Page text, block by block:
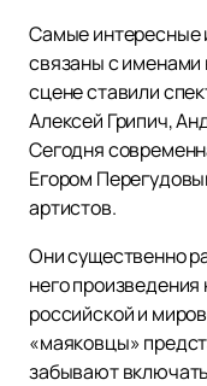
Самые интересные
связаны с именами
сцене ставили
Алексей Грипич,
Сегодня
Егором
артистов.
Они существенно
него
российской и
«маяковцы»
забывают